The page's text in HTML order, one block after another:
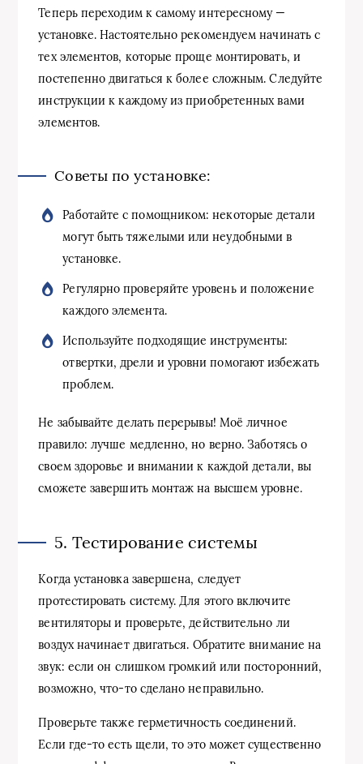
Теперь переходим к самому интересному —
установке. Настоятельно рекомендуем начинать с
тех элементов, которые проще монтировать, и
постепенно двигаться к более сложным. Следуйте
инструкции к каждому из приобретенных вами
элементов.
Советы по установке:
Работайте с помощником: некоторые детали
могут быть тяжелыми или неудобными в
установке.
Регулярно проверяйте уровень и положение
каждого элемента.
Используйте подходящие инструменты:
отвертки, дрели и уровни помогают избежать
проблем.
Не забывайте делать перерывы! Моё личное
правило: лучше медленно, но верно. Заботясь о
своем здоровье и внимании к каждой детали, вы
сможете завершить монтаж на высшем уровне.
5. Тестирование системы
Когда установка завершена, следует
протестировать систему. Для этого включите
вентиляторы и проверьте, действительно ли
воздух начинает двигаться. Обратите внимание на
звук: если он слишком громкий или посторонний,
возможно, что-то сделано неправильно.
Проверьте также герметичность соединений.
Если где-то есть щели, то это может существенно